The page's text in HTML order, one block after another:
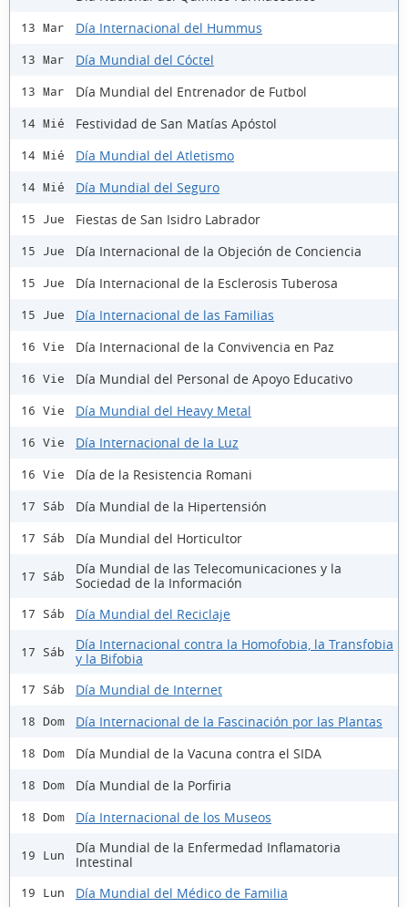
13 Mar Día Internacional del Hummus
13 Mar Día Mundial del Cóctel
13 Mar Día Mundial del Entrenador de Futbol
14 Mié Festividad de San Matías Apóstol
14 Mié Día Mundial del Atletismo
14 Mié Día Mundial del Seguro
15 Jue Fiestas de San Isidro Labrador
15 Jue Día Internacional de la Objeción de Conciencia
15 Jue Día Internacional de la Esclerosis Tuberosa
15 Jue Día Internacional de las Familias
16 Vie Día Internacional de la Convivencia en Paz
16 Vie Día Mundial del Personal de Apoyo Educativo
16 Vie Día Mundial del Heavy Metal
16 Vie Día Internacional de la Luz
16 Vie Día de la Resistencia Romani
17 Sáb Día Mundial de la Hipertensión
17 Sáb Día Mundial del Horticultor
17 Sáb
Día Mundial de las Telecomunicaciones y la
Sociedad de la Información
17 Sáb Día Mundial del Reciclaje
17 Sáb
Día Internacional contra la Homofobia, la Transfobia
y la Bifobia
17 Sáb Día Mundial de Internet
18 Dom Día Internacional de la Fascinación por las Plantas
18 Dom Día Mundial de la Vacuna contra el SIDA
18 Dom Día Mundial de la Porfiria
18 Dom Día Internacional de los Museos
19 Lun
Día Mundial de la Enfermedad Inflamatoria
Intestinal
19 Lun Día Mundial del Médico de Familia